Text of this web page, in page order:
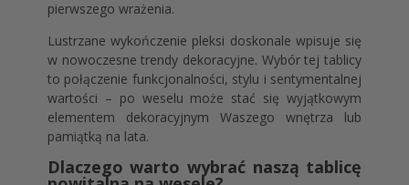
pierwszego wrażenia.
Lustrzane wykończenie pleksi doskonale wpisuje się
w nowoczesne trendy dekoracyjne. Wybór tej tablicy
to połączenie funkcjonalności, stylu i sentymentalnej
wartości – po weselu może stać się wyjątkowym
elementem dekoracyjnym Waszego wnętrza lub
pamiątką na lata.
Dlaczego warto wybrać naszą tablicę